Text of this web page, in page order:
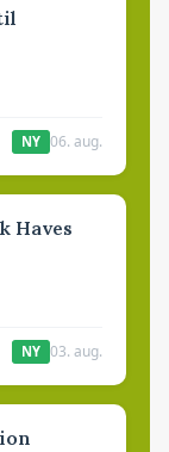
NY 06. aug.
Haves
NY 03. aug.